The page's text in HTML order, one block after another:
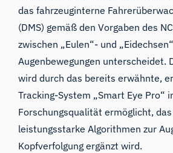
das fahrzeuginterne
(DMS) gemäß den Vorgaben des
zwischen „Eulen“- und
Augenbewegungen unterscheidet.
wird durch das bereits erwähnte,
Tracking-System „Smart Eye Pro“
Forschungsqualität ermöglicht,
leistungsstarke Algorithmen zur
Kopfverfolgung ergänzt wird.